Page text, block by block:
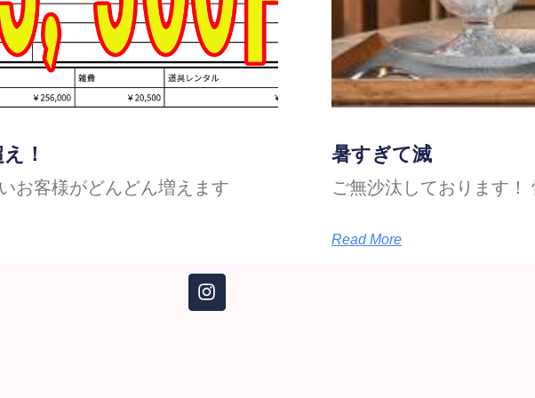
！
お客様がどんどん増えます
暑すぎて滅
ご無沙汰しております！
Read More